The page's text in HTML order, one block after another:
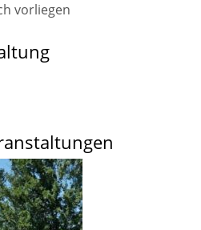
vorliegen